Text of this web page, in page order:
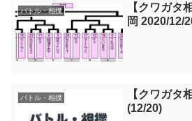
バトル・相撲
【クワガタ
岡 2020/12/
バトル・相撲
【クワガタ
(12/20)